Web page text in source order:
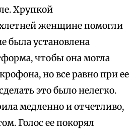
Хрупкой
женщине помогли
была установлена
чтобы она могла
но все равно при ее
это было нелегко.
медленно и отчетливо,
Голос ее покорял